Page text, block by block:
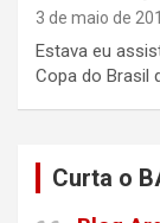
3 de maio de
Estava eu
Copa do Brasil
Curta o